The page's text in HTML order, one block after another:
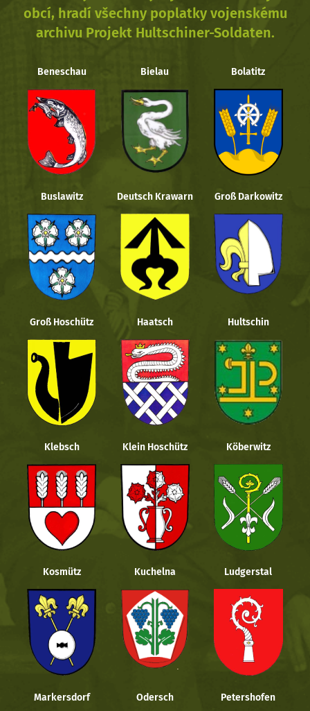
obcí, hradí všechny poplatky vojenskému
archivu Projekt Hultschiner-Soldaten.
Beneschau Bielau Bolatitz
Buslawitz Deutsch Krawarn Groß Darkowitz
Groß Hoschütz Haatsch Hultschin
Klebsch Klein Hoschütz Köberwitz
Kosmütz Kuchelna Ludgerstal
Markersdorf Odersch Petershofen